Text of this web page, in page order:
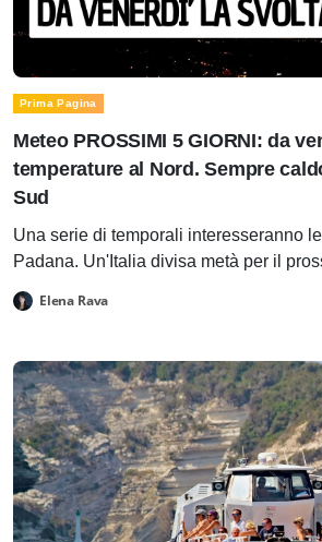
Prima Pagina
Meteo PROSSIMI 5 GIORNI: da
temperature al Nord. Sempre
Sud
Una serie di temporali interesseranno
Padana. Un'Italia divisa metà per il
Elena Rava